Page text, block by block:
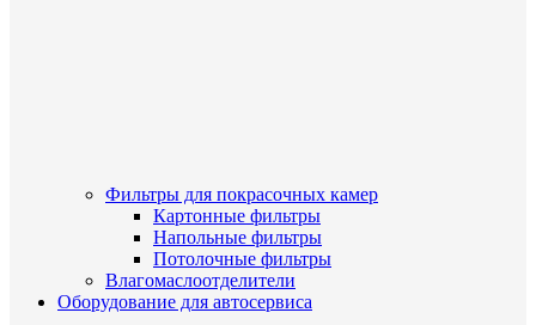
Фильтры для покрасочных камер
Картонные фильтры
Напольные фильтры
Потолочные фильтры
Влагомаслоотделители
Оборудование для автосервиса